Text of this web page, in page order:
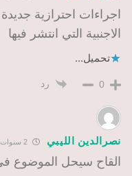
اجراءات احترازية
الاجنبية التي انتشر فيها
تحميل...
0 رد
نصرالدين الليبي 2 سنوات
القاح سيحل الموضوع في